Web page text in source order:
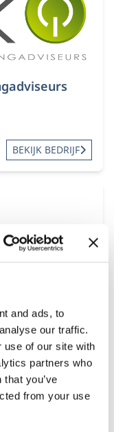
and ads, to
our traffic.
use of our site with
partners who
you’ve
from your use
BEKIJK BEDRIJF
BEKIJK BEDRIJF